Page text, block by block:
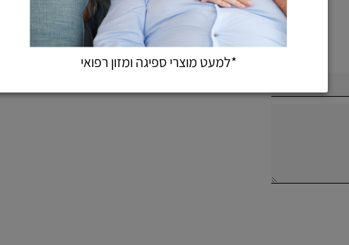
*למעט מוצרי ספיגה ומזון רפואי